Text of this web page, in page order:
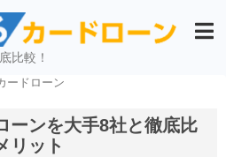
比較！
ードローン
ーンを大手8社と徹底比
リット